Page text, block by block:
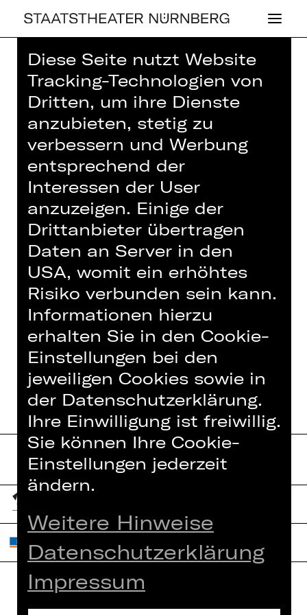
Home> Haus> Künstler*innen>
Shawn Chang
KONZERT
SHAWN CHANG
IN DIESER SPIELZEIT
BAROCK, LAUTGEMALT
Home Jobs
Diese Seite nutzt Website
Tracking-Technologien von
Dritten, um ihre Dienste
anzubieten, stetig zu
verbessern und Werbung
entsprechend der
Interessen der User
anzuzeigen. Einige der
Drittanbieter übertragen
Daten an Server in den
USA, womit ein erhöhtes
Risiko verbunden sein kann.
Informationen hierzu
erhalten Sie in den Cookie-
Einstellungen bei den
jeweiligen Cookies sowie in
der Datenschutzerklärung.
Ihre Einwilligung ist freiwillig.
Sie können Ihre Cookie-
Einstellungen jederzeit
ändern.
Weitere Hinweise
Datenschutzerklärung
Impressum